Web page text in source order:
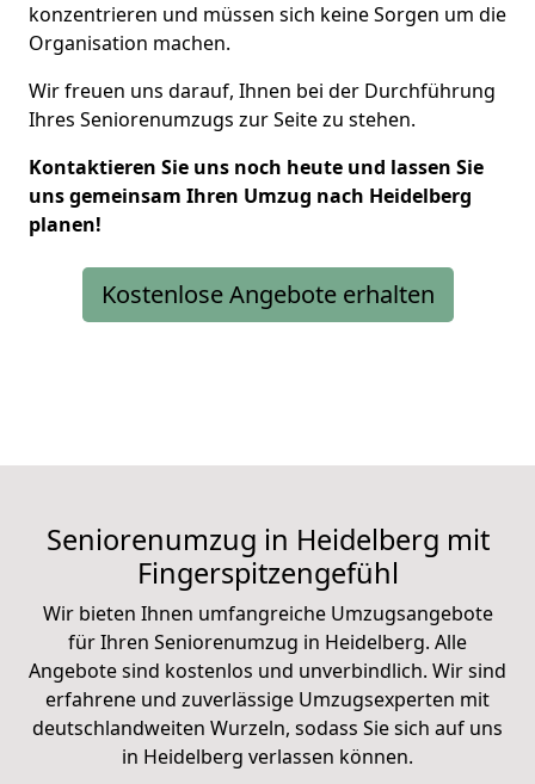
konzentrieren und müssen sich keine Sorgen um die
Organisation machen.
Wir freuen uns darauf, Ihnen bei der Durchführung
Ihres Seniorenumzugs zur Seite zu stehen.
Kontaktieren Sie uns noch heute und lassen Sie
uns gemeinsam Ihren Umzug nach Heidelberg
planen!
Kostenlose Angebote erhalten
Seniorenumzug in Heidelberg mit
Fingerspitzengefühl
Wir bieten Ihnen umfangreiche Umzugsangebote
für Ihren Seniorenumzug in Heidelberg. Alle
Angebote sind kostenlos und unverbindlich. Wir sind
erfahrene und zuverlässige Umzugsexperten mit
deutschlandweiten Wurzeln, sodass Sie sich auf uns
in Heidelberg verlassen können.